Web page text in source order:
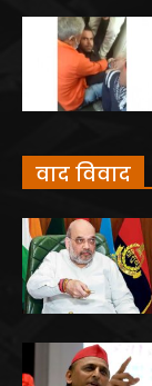
वाद विवाद